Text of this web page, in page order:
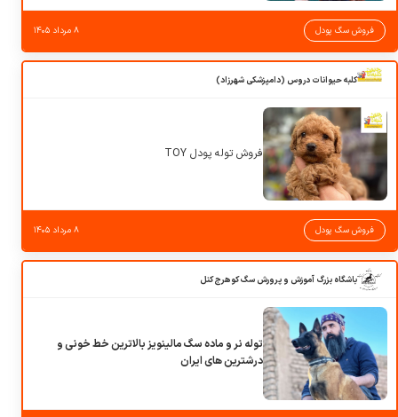
فروش سگ پودل ۸ مرداد ۱۴۰۵
کلبه حیوانات دروس (دامپزشکی شهرزاد)
فروش توله پودل TOY
فروش سگ پودل ۸ مرداد ۱۴۰۵
باشگاه بزرگ آموزش و پرورش سگ کوهرج کنل
توله نر و ماده سگ مالینویز بالاترین خط خونی و
درشترین های ایران